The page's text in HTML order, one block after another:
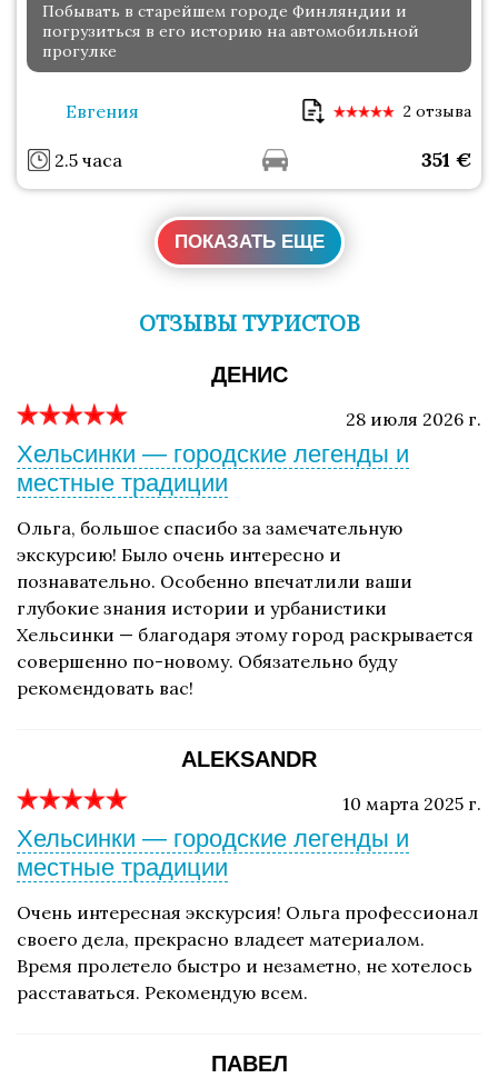
Побывать в старейшем городе Финляндии и
погрузиться в его историю на автомобильной
прогулке
Евгения 2 отзыва
2.5 часа 351 €
ПОКАЗАТЬ ЕЩЕ
ОТЗЫВЫ ТУРИСТОВ
ДЕНИС
28 июля 2026 г.
Хельсинки — городские легенды и
местные традиции
Ольга, большое спасибо за замечательную
экскурсию! Было очень интересно и
познавательно. Особенно впечатлили ваши
глубокие знания истории и урбанистики
Хельсинки — благодаря этому город раскрывается
совершенно по-новому. Обязательно буду
рекомендовать вас!
ALEKSANDR
10 марта 2025 г.
Хельсинки — городские легенды и
местные традиции
Очень интересная экскурсия! Ольга профессионал
своего дела, прекрасно владеет материалом.
Время пролетело быстро и незаметно, не хотелось
расставаться. Рекомендую всем.
ПАВЕЛ